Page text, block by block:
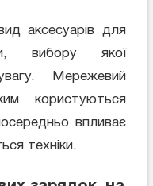
аксесуарів для
вибору якої
Мережевий
користуються
впливає
техніки.